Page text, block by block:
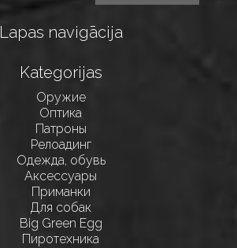
Lapas navigācija
Kategorijas
Оружие
Оптика
Патроны
Релоадинг
Одежда, обувь
Аксессуары
Приманки
Для собак
Big Green Egg
Пиротехника